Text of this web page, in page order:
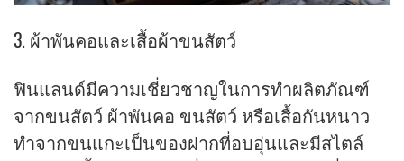
3. ผ้าพันคอและเสื้อผ้าขนสัตว์
ฟินแลนด์มีความเชี่ยวชาญในการทำผลิตภัณฑ์
จากขนสัตว์ ผ้าพันคอ ขนสัตว์ หรือเสื้อกันหนาว
ทำจากขนแกะเป็นของฝากที่อบอุ่นและมีสไตล์